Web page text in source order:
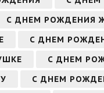
С ДНЕМ РОЖДЕНИЯ
С ДНЕМ
С ДНЕМ
С ДНЕМ